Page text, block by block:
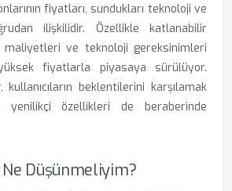
fiyatları, sundukları teknoloji ve
ilişkilidir. Özellikle katlanabilir
ve teknoloji gereksinimleri
fiyatlarla piyasaya sürülüyor.
beklentilerini karşılamak
özellikleri de beraberinde
Düşünmeliyim?